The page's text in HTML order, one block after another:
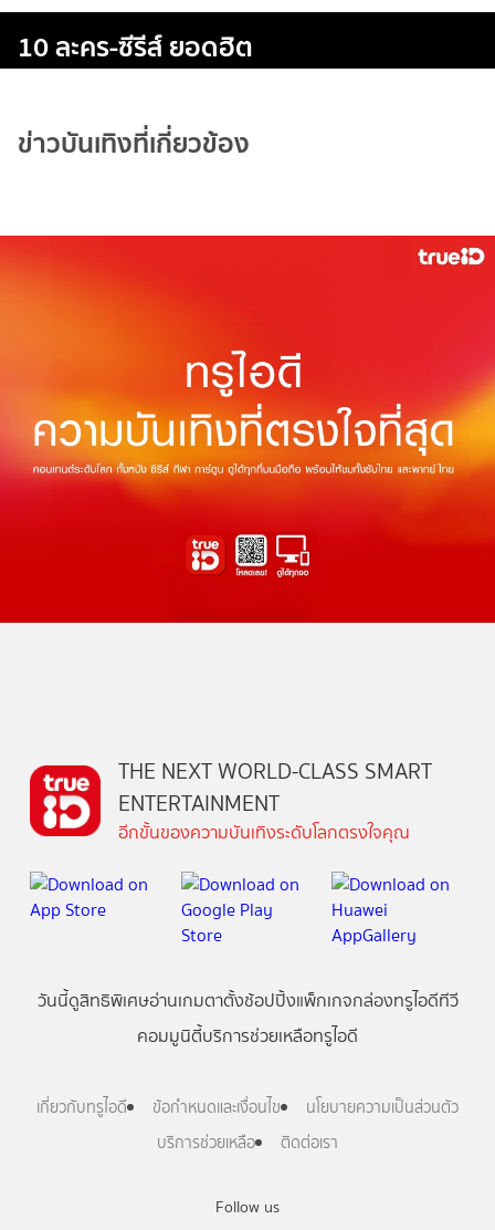
10 ละคร-ซีรีส์ ยอดฮิต
ข่าวบันเทิงที่เกี่ยวข้อง
Follow us
THE NEXT WORLD-CLASS SMART
ENTERTAINMENT
อีกขั้นของความบันเทิงระดับโลกตรงใจคุณ
วันนี้ดูสิทธิพิเศษอ่านเกมตาตั้งช้อปปิ้งแพ็กเกจกล่องทรูไอดีทีวี
คอมมูนิตี้บริการช่วยเหลือทรูไอดี
เกี่ยวกับทรูไอดี ข้อกำหนดและเงื่อนไข
นโยบายความเป็นส่วนตัว
บริการช่วยเหลือ
ติดต่อเรา